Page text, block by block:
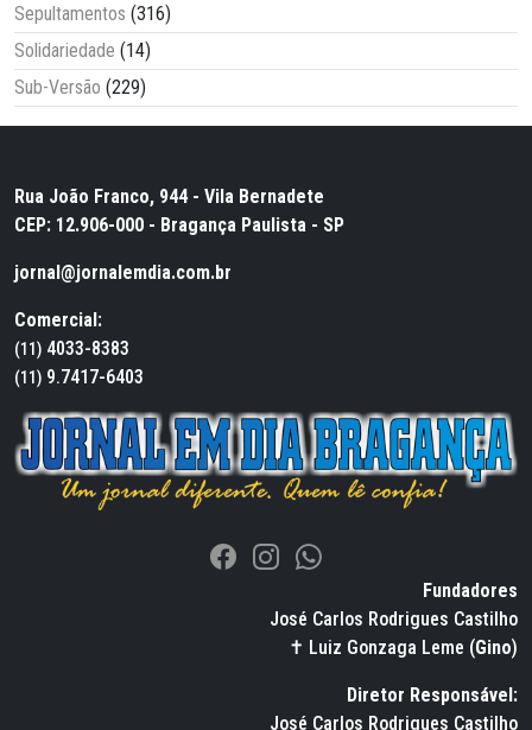
Sepultamentos (316)
Solidariedade (14)
Sub-Versão (229)
Rua João Franco, 944 - Vila Bernadete
CEP: 12.906-000 - Bragança Paulista - SP
jornal@jornalemdia.com.br
Comercial:
(11) 4033-8383
(11) 9.7417-6403
Fundadores
José Carlos Rodrigues Castilho
✝ Luiz Gonzaga Leme (Gino)
Diretor Responsável:
José Carlos Rodrigues Castilho